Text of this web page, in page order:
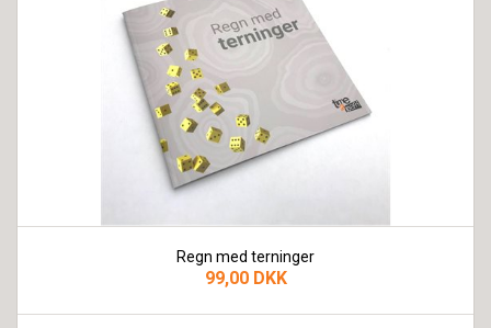
Regn med terninger
99,00 DKK